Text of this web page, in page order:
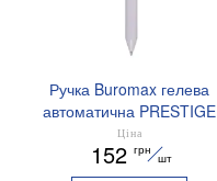
Ручка Buromax гелева
автоматична PRESTIGE
SILVER 0,5 мм сині
чорнила BM.83102
Ціна
152 грн
шт